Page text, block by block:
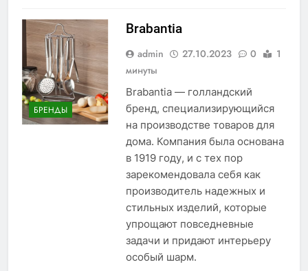
БРЕНДЫ
Brabantia
admin 27.10.2023 0
1
минуты
Brabantia — голландский
бренд, специализирующийся
на производстве товаров для
дома. Компания была основана
в 1919 году, и с тех пор
зарекомендовала себя как
производитель надежных и
стильных изделий, которые
упрощают повседневные
задачи и придают интерьеру
особый шарм.